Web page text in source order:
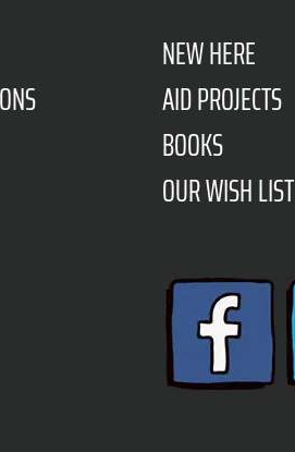
NEW HERE
AID PROJECTS
BOOKS
OUR WISH LIST